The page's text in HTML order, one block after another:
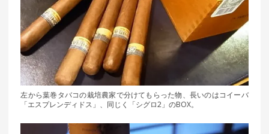
左から葉巻タバコの栽培農家で分けてもらった物、長いのはコイーバ
「エスプレンディドス」、同じく「シグロ2」のBOX。